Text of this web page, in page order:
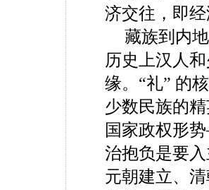
济交往，即
藏族到内
历史上汉人
缘。“礼” 的
少数民族的
国家政权形
治抱负是要
元朝建立、